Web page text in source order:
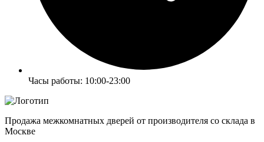
Часы работы: 10:00-23:00
Продажа межкомнатных дверей от производителя со склада в
Москве